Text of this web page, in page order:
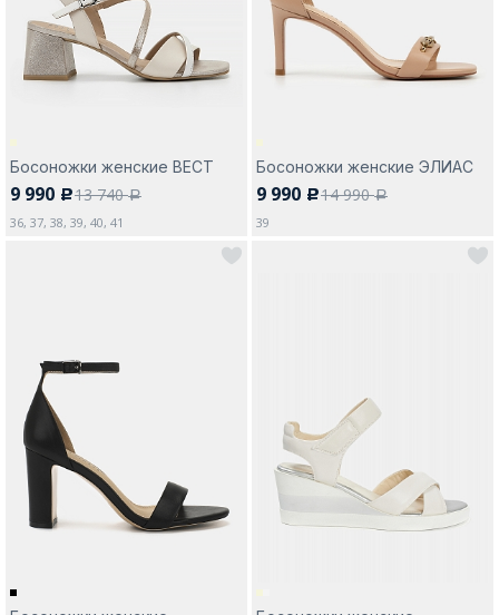
Босоножки женские ВЕСТ
9 990 c13 740a
36, 37, 38, 39, 40, 41
Босоножки женские ЭЛИАС
9 990 c14 990a
39